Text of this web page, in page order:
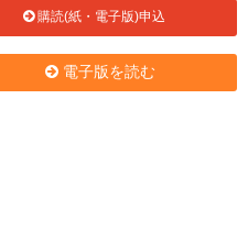
購読(紙・電子版)申込
電子版を読む